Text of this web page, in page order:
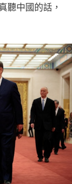
聽中國的話，